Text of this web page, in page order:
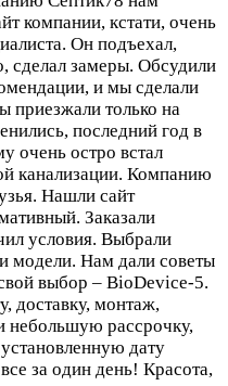
компании, кстати, очень
Он подъехал,
сделал замеры. Обсудили
и мы сделали
только на
последний год в
очень остро встал
канализации. Компанию
Нашли сайт
Заказали
условия. Выбрали
модели. Нам дали советы
выбор – BioDevice-5.
доставку, монтаж,
небольшую рассрочку,
дату
за один день! Красота,